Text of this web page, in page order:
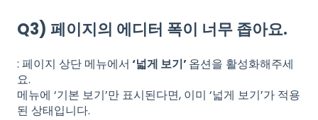
Q3) 페이지의 에디터 폭이 너무 좁아요.
: 페이지 상단 메뉴에서 ‘넓게 보기’옵션을 활성화해주세
요.
메뉴에 ‘기본 보기’만 표시된다면, 이미 ‘넓게 보기’가 적용
된 상태입니다.